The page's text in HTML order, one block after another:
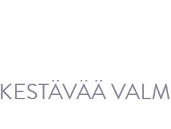
KESTÄVÄÄ